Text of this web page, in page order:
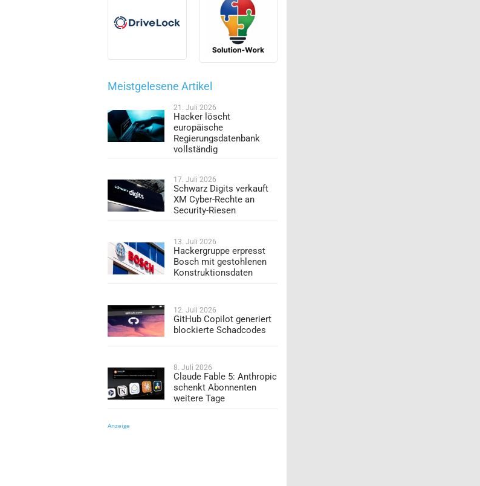
Meistgelesene Artikel
21. Juli 2026
Hacker löscht
europäische
Regierungsdatenbank
vollständig
17. Juli 2026
Schwarz Digits verkauft
XM Cyber-Rechte an
Security-Riesen
13. Juli 2026
Hackergruppe erpresst
Bosch mit gestohlenen
Konstruktionsdaten
12. Juli 2026
GitHub Copilot generiert
blockierte Schadcodes
8. Juli 2026
Claude Fable 5: Anthropic
schenkt Abonnenten
weitere Tage
Anzeige